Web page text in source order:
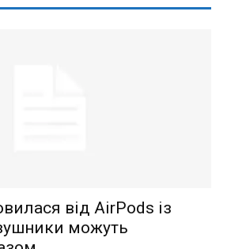
від AirPods із
можуть